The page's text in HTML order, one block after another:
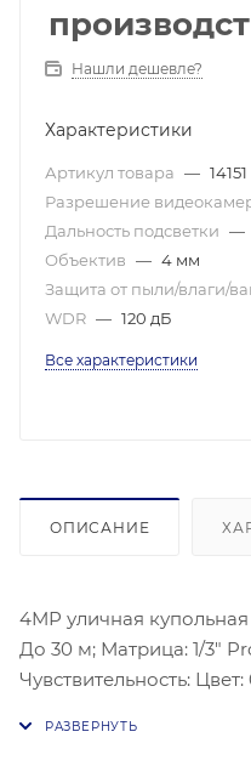
Нашли дешевле?
Характеристики
Артикул товара — 14151
Разрешение
Дальность подсветки —
Объектив — 4 мм
Защита от пыли/влаги/
WDR — 120 дБ
Все характеристики
ОПИСАНИЕ
4МР уличная
До 30 м; Матрица: 1/3"
Чувствительность: Цвет: